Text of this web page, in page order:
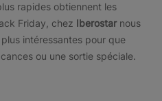
rapides obtiennent les
Friday, chez Iberostarnous
intéressantes pour que
ou une sortie spéciale.